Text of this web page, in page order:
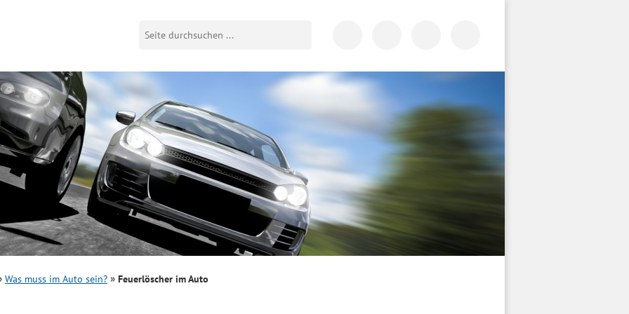
Was muss im Auto sein? Feuerlöscher im Auto